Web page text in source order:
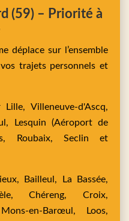
(59) – Priorité à
déplace sur l’ensemble
trajets personnels et
Lille,Villeneuve-d'Ascq,
Lesquin (Aéroport de
Roubaix, Seclin et
Bailleul,
La Bassée,
Chéreng,Croix,
Mons-en-Barœul,
Loos,